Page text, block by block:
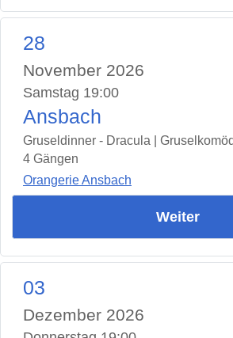
28
November 2026
Samstag 19:00
Ansbach
Gruseldinner - Dracula |
4 Gängen
Orangerie Ansbach
Weiter
03
Dezember 2026